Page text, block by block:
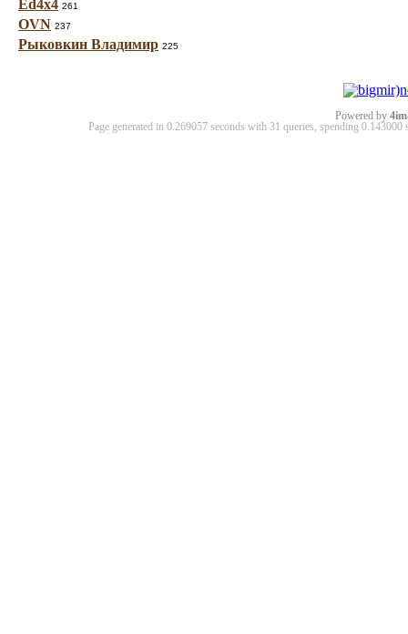
Ed4x4 261
OVN 237
Рыковкин Владимир 225
Powered by
Page generated in 0.269057 seconds with 31 queries, spending